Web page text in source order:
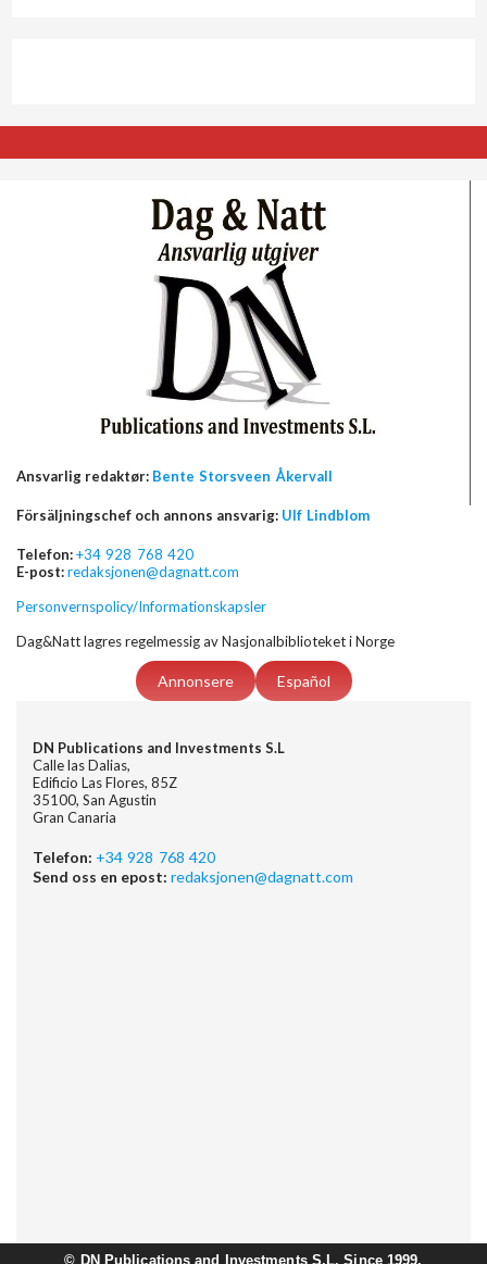
Ansvarlig redaktør: Bente Storsveen Åkervall
Försäljningschef och annons ansvarig: Ulf Lindblom
Telefon:+34 928 768 420
E-post:redaksjonen@dagnatt.com
Personvernspolicy/Informationskapsler
Dag&Natt lagres regelmessig av Nasjonalbiblioteket i Norge
Annonsere Español
DN Publications and Investments S.L
Calle las Dalias,
Edificio Las Flores, 85Z
35100, San Agustin
Gran Canaria
Telefon: +34 928 768 420
Send oss en epost: redaksjonen@dagnatt.com
© DN Publications and Investments S.L. Since 1999.